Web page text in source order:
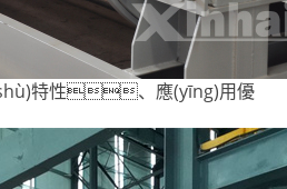
特性、應(yīng)用優